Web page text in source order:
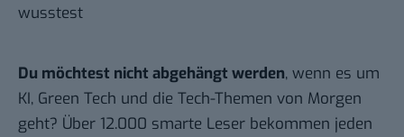
wusstest
Du möchtest nicht abgehängt werden, wenn es um
KI, Green Tech und die Tech-Themen von Morgen
geht? Über 12.000 smarte Leser bekommen jeden